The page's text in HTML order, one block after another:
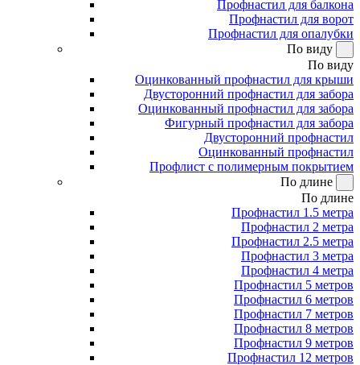
Профнастил для балкона
Профнастил для ворот
Профнастил для опалубки
По виду
По виду
Оцинкованный профнастил для крыши
Двусторонний профнастил для забора
Оцинкованный профнастил для забора
Фигурный профнастил для забора
Двусторонний профнастил
Оцинкованный профнастил
Профлист с полимерным покрытием
По длине
По длине
Профнастил 1.5 метра
Профнастил 2 метра
Профнастил 2.5 метра
Профнастил 3 метра
Профнастил 4 метра
Профнастил 5 метров
Профнастил 6 метров
Профнастил 7 метров
Профнастил 8 метров
Профнастил 9 метров
Профнастил 12 метров